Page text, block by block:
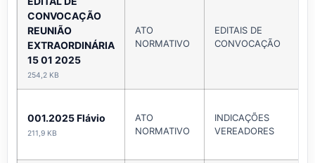
CONVOCAÇÃO
REUNIÃO
EXTRAORDINÁRIA
15 01 2025
254,2 KB
ATO
NORMATIVO
EDITAIS DE
CONVOCAÇÃO
001.2025 Flávio
211,9 KB
ATO
NORMATIVO
INDICAÇÕES
VEREADORES